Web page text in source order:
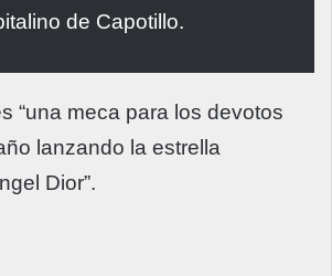
de Capotillo.
“una meca para los devotos
lanzando la estrella
Dior”.